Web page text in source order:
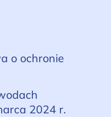
o ochronie
2024 r.